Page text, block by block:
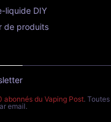
liquide DIY
de produits
abonnés du Vaping Post.
email.